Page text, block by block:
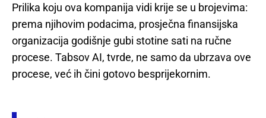
Prilika koju ova kompanija vidi krije se u brojevima:
prema njihovim podacima, prosječna finansijska
organizacija godišnje gubi stotine sati na ručne
procese. Tabsov AI, tvrde, ne samo da ubrzava ove
procese, već ih čini gotovo besprijekornim.